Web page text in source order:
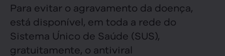
Para evitar o agravamento da doença,
está disponível, em toda a rede do
Sistema Único de Saúde (SUS),
gratuitamente, o antiviral